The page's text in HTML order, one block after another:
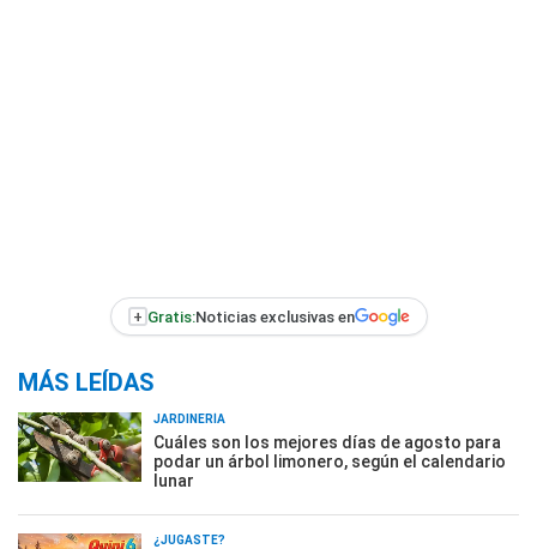
+ Gratis:Noticias exclusivas en
MÁS LEÍDAS
JARDINERÍA
Cuáles son los mejores días de agosto para
podar un árbol limonero, según el calendario
lunar
¿JUGASTE?